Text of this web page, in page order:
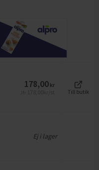
178,00 kr
Till butik
Ej i lager